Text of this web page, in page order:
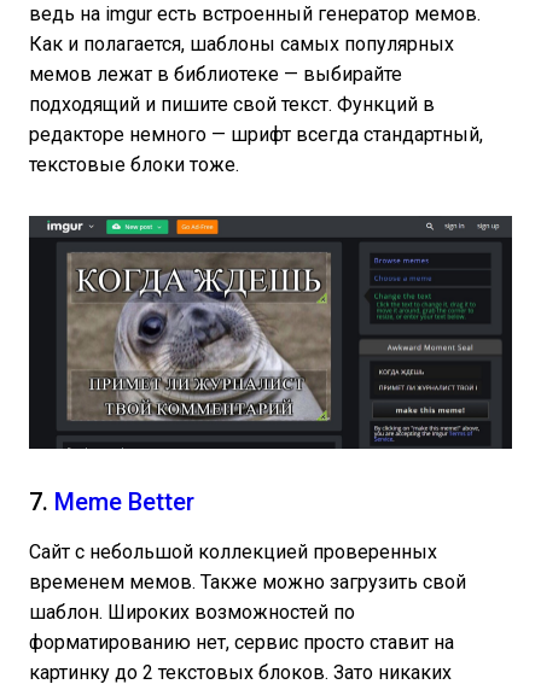
ведь на imgur есть встроенный генератор мемов.
Как и полагается, шаблоны самых популярных
мемов лежат в библиотеке — выбирайте
подходящий и пишите свой текст. Функций в
редакторе немного — шрифт всегда стандартный,
текстовые блоки тоже.
7. Meme Better
Сайт с небольшой коллекцией проверенных
временем мемов. Также можно загрузить свой
шаблон. Широких возможностей по
форматированию нет, сервис просто ставит на
картинку до 2 текстовых блоков. Зато никаких